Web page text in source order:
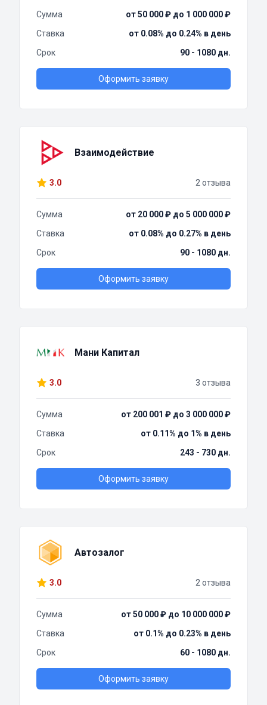
Сумма
от 50 000 ₽ до 1 000 000 ₽
Ставка
от 0.08% до 0.24% в день
Срок
90 - 1080 дн.
Оформить заявку
Взаимодействие
3.0 2 отзыва
Сумма
от 20 000 ₽ до 5 000 000 ₽
Ставка
от 0.08% до 0.27% в день
Срок
90 - 1080 дн.
Оформить заявку
Мани Капитал
3.0 3 отзыва
Сумма
от 200 001 ₽ до 3 000 000 ₽
Ставка
от 0.11% до 1% в день
Срок
243 - 730 дн.
Оформить заявку
Автозалог
3.0 2 отзыва
Сумма
от 50 000 ₽ до 10 000 000 ₽
Ставка
от 0.1% до 0.23% в день
Срок
60 - 1080 дн.
Оформить заявку